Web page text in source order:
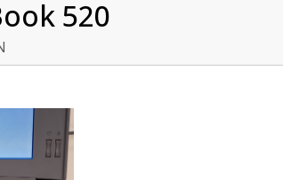
520